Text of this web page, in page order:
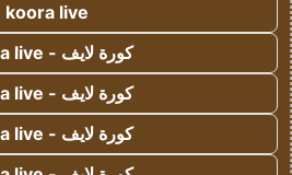
koora live
كورة لايف - koora live
كورة لايف - koora live
كورة لايف - koora live